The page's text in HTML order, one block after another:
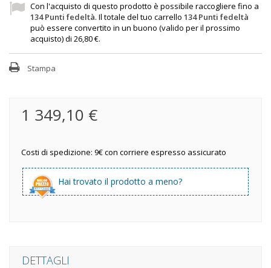
Con l'acquisto di questo prodotto è possibile raccogliere fino a
134Punti fedeltà. Il totale del tuo carrello 134Punti fedeltà
può essere convertito in un buono (valido per il prossimo
acquisto) di 26,80 €.
Stampa
1 349,10 €
Costi di spedizione: 9€ con corriere espresso assicurato
Hai trovato il prodotto a meno?
DETTAGLI